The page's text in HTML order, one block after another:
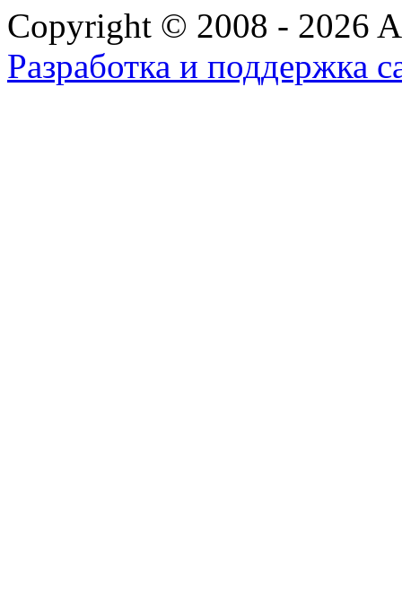
Copyright © 2008 - 2026
Разработка и поддержка